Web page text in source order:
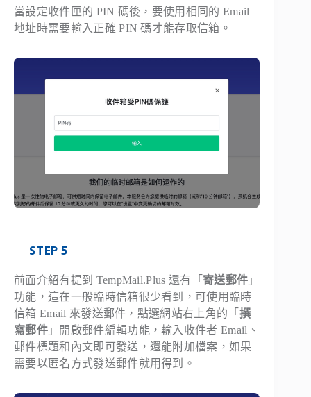
當設定收件匣的 PIN 碼後，要使用相同的 Email
地址時需要輸入正確 PIN 碼才能存取信箱。
STEP 5
前面介紹有提到 TempMail.Plus 還有「 寄送郵件 」
功能，這在一般臨時信箱很少看到，可使用臨時
信箱 Email 來發送郵件，點選網站右上角的「 撰
寫郵件」開啟郵件編輯功能，輸入收件者 Email、
郵件標題和內文即可發送，還能附加檔案，如果
需要以匿名方式發送郵件就用得到。